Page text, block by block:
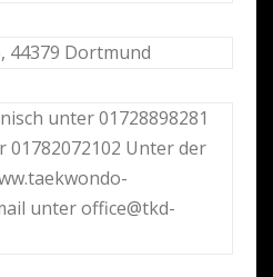
44379 Dortmund
unter 01728898281
01782072102 Unter der
unter office@tkd-